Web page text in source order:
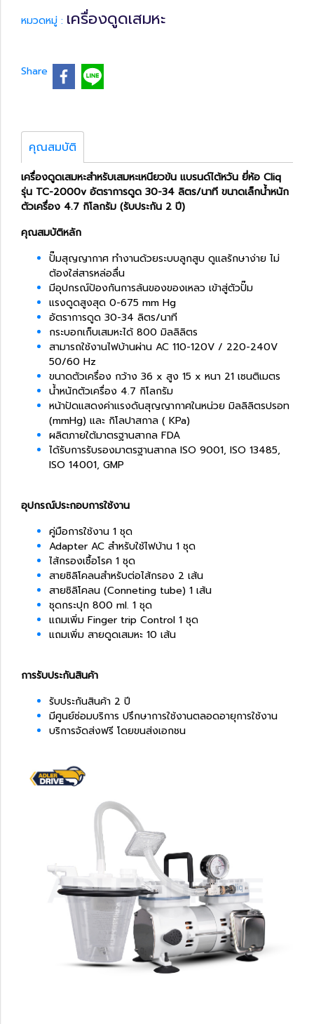
หมวดหมู่ : เครื่องดูดเสมหะ
Share
คุณสมบัติ
เครื่องดูดเสมหะสำหรับเสมหะเหนียวข้น แบรนด์ไต้หวัน ยี่ห้อ Cliq
รุ่น TC-2000v อัตราการดูด 30-34 ลิตร/นาที ขนาดเล็กน้ำหนัก
ตัวเครื่อง 4.7 กิโลกรัม (รับประกัน 2 ปี)
คุณสมบัติหลัก
ปั๊มสุญญากาศ ทำงานด้วยระบบลูกสูบ ดูแลรักษาง่าย ไม่
ต้องใส่สารหล่อลื่น
มีอุปกรณ์ป้องกันการล้นของของเหลว เข้าสู่ตัวปั๊ม
แรงดูดสูงสุด 0-675 mm Hg
อัตราการดูด 30-34 ลิตร/นาที
กระบอกเก็บเสมหะได้ 800 มิลลิลิตร
สามารถใช้งานไฟบ้านผ่าน AC 110-120V / 220-240V
50/60 Hz
ขนาดตัวเครื่อง กว้าง 36 x สูง 15 x หนา 21 เซนติเมตร
น้ำหนักตัวเครื่อง 4.7 กิโลกรัม
หน้าปัดแสดงค่าแรงดันสุญญากาศในหน่วย มิลลิลิตรปรอท
(mmHg) และ กิโลปาสกาล ( KPa)
ผลิตภายใต้มาตรฐานสากล FDA
ได้รับการรับรองมาตรฐานสากล ISO 9001, ISO 13485,
ISO 14001, GMP
อุปกรณ์ประกอบการใช้งาน
คู่มือการใช้งาน 1 ชุด
Adapter AC สำหรับใช้ไฟบ้าน 1 ชุด
ไส้กรองเชื้อโรค 1 ชุด
สายซิลิโคลนสำหรับต่อไส้กรอง 2 เส้น
สายซิลิโคลน (Conneting tube) 1 เส้น
ชุดกระปุก 800 ml. 1 ชุด
แถมเพิ่ม Finger trip Control 1 ชุด
แถมเพิ่ม สายดูดเสมหะ 10 เส้น
การรับประกันสินค้า
รับประกันสินค้า 2 ปี
มีศูนย์ซ่อมบริการ ปรึกษาการใช้งานตลอดอายุการใช้งาน
บริการจัดส่งฟรี โดยขนส่งเอกชน